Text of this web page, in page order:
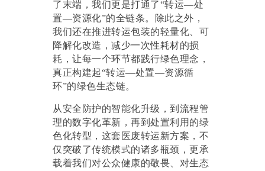
了末端，我们更是打通了“转运—处
置—资源化”的全链条。除此之外，
我们还在推进转运包装的轻量化、可
降解化改造，减少一次性耗材的损
耗，让每一个环节都践行绿色理念，
真正构建起“转运—处置—资源循
环”的绿色生态链。
从安全防护的智能化升级，到流程管
理的数字化革新，再到处置利用的绿
色化转型，这套医废转运新方案，不
仅突破了传统模式的诸多瓶颈，更承
载着我们对公众健康的敬畏、对生态